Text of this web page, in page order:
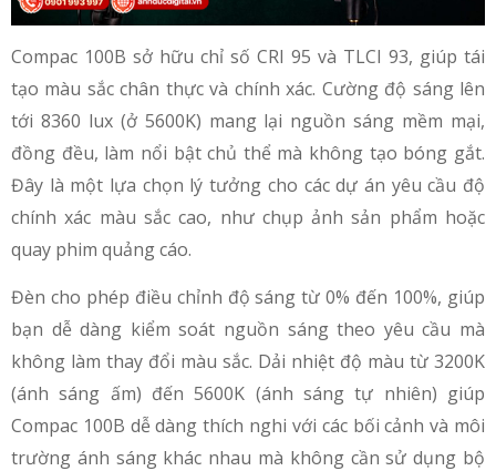
Compac 100B sở hữu chỉ số CRI 95 và TLCI 93, giúp tái
tạo màu sắc chân thực và chính xác. Cường độ sáng lên
tới 8360 lux (ở 5600K) mang lại nguồn sáng mềm mại,
đồng đều, làm nổi bật chủ thể mà không tạo bóng gắt.
Đây là một lựa chọn lý tưởng cho các dự án yêu cầu độ
chính xác màu sắc cao, như chụp ảnh sản phẩm hoặc
quay phim quảng cáo.
Đèn cho phép điều chỉnh độ sáng từ 0% đến 100%, giúp
bạn dễ dàng kiểm soát nguồn sáng theo yêu cầu mà
không làm thay đổi màu sắc. Dải nhiệt độ màu từ 3200K
(ánh sáng ấm) đến 5600K (ánh sáng tự nhiên) giúp
Compac 100B dễ dàng thích nghi với các bối cảnh và môi
trường ánh sáng khác nhau mà không cần sử dụng bộ